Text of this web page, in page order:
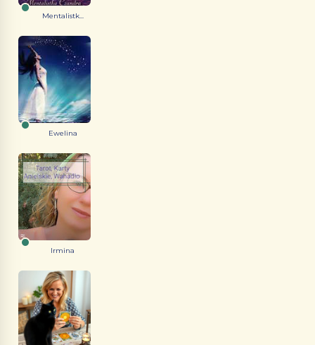
Mentalistk...
Ewelina
Irmina